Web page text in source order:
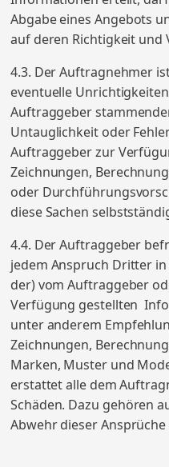
Abgabe eines Angebots
auf deren Richtigkeit und
4.3. Der Auftragnehmer
eventuelle
Auftraggeber
Untauglichkeit oder
Auftraggeber zur
Zeichnungen,
oder
diese Sachen
4.4. Der Auftraggeber
jedem Anspruch Dritter
der) vom Auftraggeber
Verfügung gestellten
unter anderem
Zeichnungen,
Marken, Muster und
erstattet alle dem
Schäden. Dazu gehören
Abwehr dieser